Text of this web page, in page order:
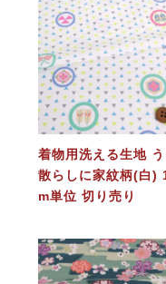
着物用洗える生地 う
散らしに家紋柄(白)
m単位 切り売り